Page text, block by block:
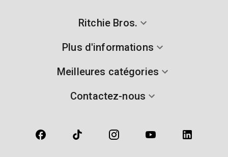
Ritchie Bros.
Plus d'informations
Meilleures catégories
Contactez-nous